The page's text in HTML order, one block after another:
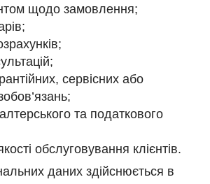
щодо замовлення;
сервісних або
та податкового
обслуговування клієнтів.
даних здійснюється в